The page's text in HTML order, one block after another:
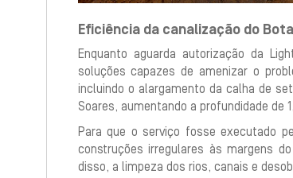
Eficiência da canalização do
Enquanto aguarda autorização da
soluções capazes de amenizar o
incluindo o alargamento da calha de
Soares, aumentando a profundidade de
Para que o serviço fosse executado
construções irregulares às margens
disso, a limpeza dos rios, canais e